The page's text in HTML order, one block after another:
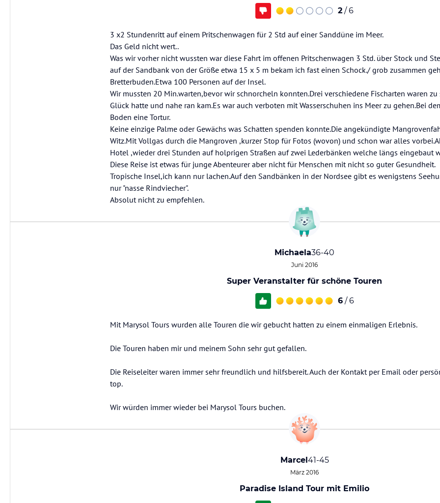
2 / 6
3 x2 Stundenritt auf einem Pritschenwagen für 2 Std auf einer Sanddüne im Meer.
Das Geld nicht wert..
Was wir vorher nicht wussten war diese Fahrt im offenen Pritschenwagen 3 Std. über Stock und
auf der Sandbank von der Größe etwa 15 x 5 m bekam ich fast einen Schock./ grob zusammen
Bretterbuden.Etwa 100 Personen auf der Insel.
Wir mussten 20 Min.warten,bevor wir schnorcheln konnten.Drei verschiedene Fischarten waren
Glück hatte und nahe ran kam.Es war auch verboten mit Wasserschuhen ins Meer zu gehen.Bei
Boden eine Tortur.
Keine einzige Palme oder Gewächs was Schatten spenden konnte.Die angekündigte
Witz.Mit Vollgas durch die Mangroven ,kurzer Stop für Fotos (wovon) und schon war alles
Hotel ,wieder drei Stunden auf holprigen Straßen auf zwei Lederbänken welche längs eingebaut
Diese Reise ist etwas für junge Abenteurer aber nicht für Menschen mit nicht so guter Gesundheit.
Tropische Insel,ich kann nur lachen.Auf den Sandbänken in der Nordsee gibt es wenigstens
nur "nasse Rindviecher".
Absolut nicht zu empfehlen.
Michaela36-40
Juni 2016
Super Veranstalter für schöne Touren
6 / 6
Mit Marysol Tours wurden alle Touren die wir gebucht hatten zu einem einmaligen Erlebnis.
Die Touren haben mir und meinem Sohn sehr gut gefallen.
Die Reiseleiter waren immer sehr freundlich und hilfsbereit. Auch der Kontakt per Email oder
top.
Wir würden immer wieder bei Marysol Tours buchen.
Marcel41-45
März 2016
Paradise Island Tour mit Emilio